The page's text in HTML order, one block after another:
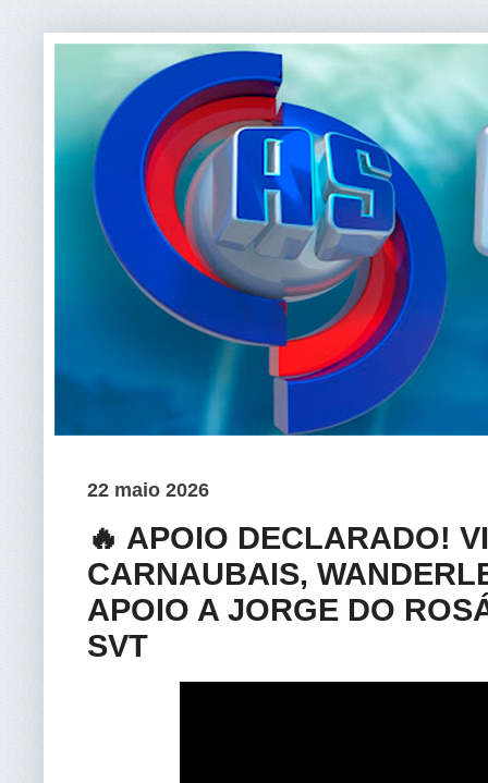
22 maio 2026
🔥 APOIO DECLARADO!
CARNAUBAIS,
APOIO A JORGE DO
SVT